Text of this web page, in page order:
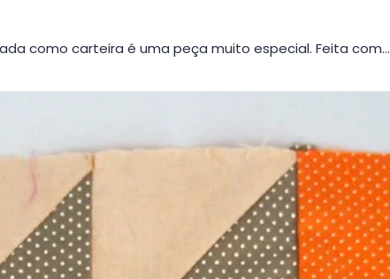
como carteira é uma peça muito especial. Feita com…